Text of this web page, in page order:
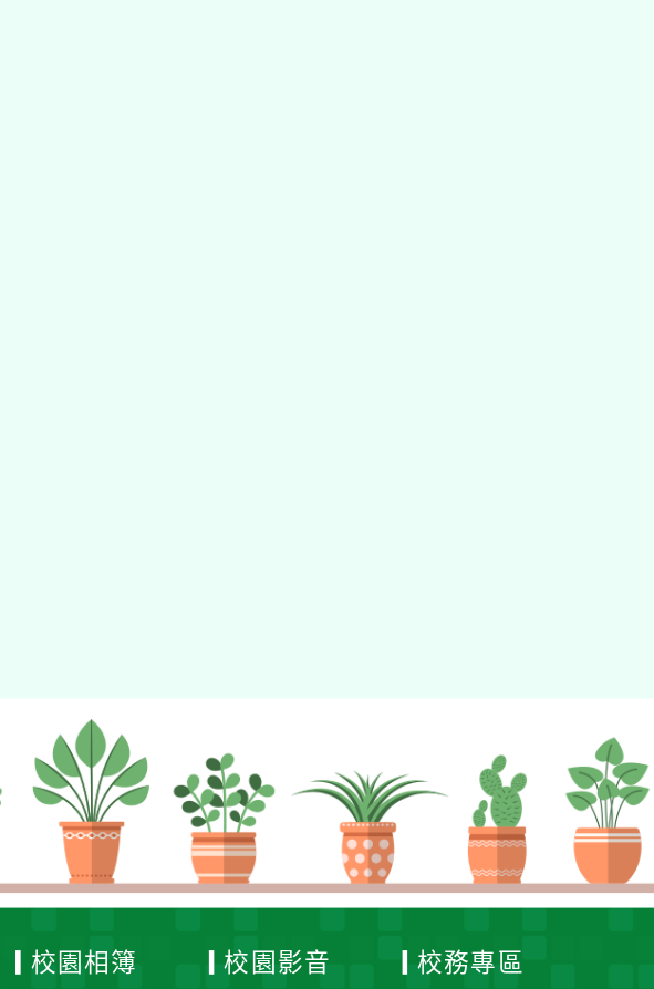
校園相簿 校園影音 校務專區